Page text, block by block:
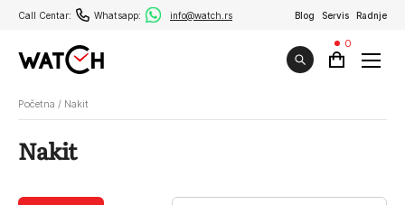
Call Centar: Whatsapp: info@watch.rs Blog Servis Radnje
0
Početna / Nakit
Nakit